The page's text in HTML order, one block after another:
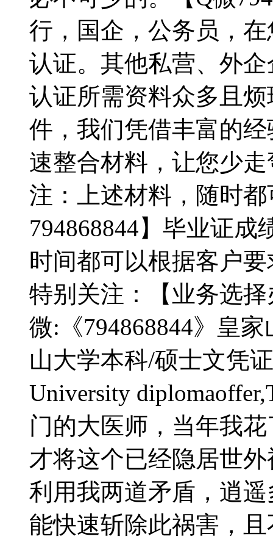
行，国企，公务员，
认证。其他私营、外
认证所需资料众多且
件，我们凭借丰富的经
速整合材料，让您少
注：上述材料，随时
794868844】毕业证
时间都可以根据客户
特别关注：【业务选
微:《794868844》皇
山大学本科/硕士文凭
University
门的大医师，当年我
才将这个已经隐居世
利用我两道矛盾，逍
能快速斩除此祸害，